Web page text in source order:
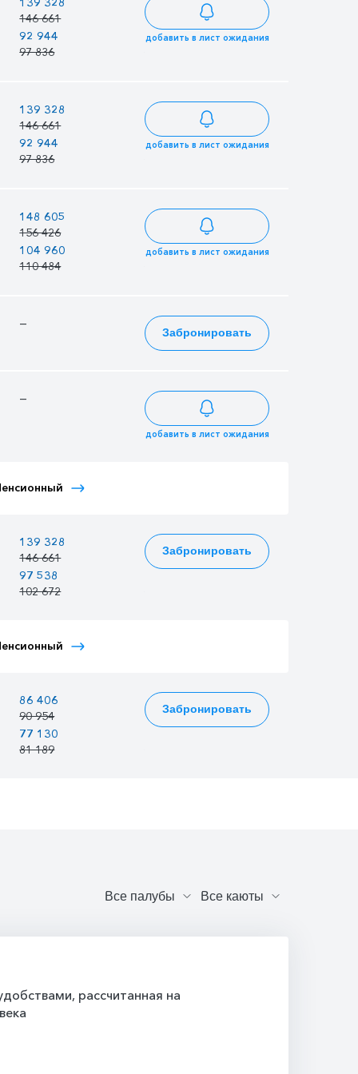
146 661
141 930
92 944
97 836
89 946
добавить в лист ожидания
139 328
146 661
134 833
141 930
92 944
97 836
89 946
добавить в лист ожидания
148 605
156 426
143 811
151 380
104 960
110 484
101 574
добавить в лист ожидания
— —
Забронировать
— —
добавить в лист ожидания
139 328
146 661
134 833
141 930
97 538
102 672
Забронировать
86 406
90 954
83 619
88 020
77 130
81 189
Забронировать
рассчитанная на